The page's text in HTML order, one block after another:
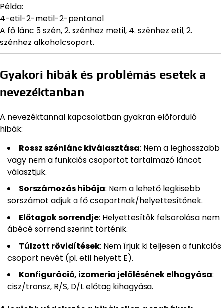
Példa:
4-etil-2-metil-2-pentanol
A fő lánc 5 szén, 2. szénhez metil, 4. szénhez etil, 2.
szénhez alkoholcsoport.
Gyakori hibák és problémás esetek a
nevezéktanban
A nevezéktannal kapcsolatban gyakran előforduló
hibák:
Rossz szénlánc kiválasztása: Nem a leghosszabb
vagy nem a funkciós csoportot tartalmazó láncot
választjuk.
Sorszámozás hibája: Nem a lehető legkisebb
sorszámot adjuk a fő csoportnak/helyettesítőnek.
Előtagok sorrendje: Helyettesítők felsorolása nem
ábécé sorrend szerint történik.
Túlzott rövidítések: Nem írjuk ki teljesen a funkciós
csoport nevét (pl. etil helyett E).
Konfiguráció, izomeria jelölésének elhagyása:
cisz/transz, R/S, D/L előtag kihagyása.